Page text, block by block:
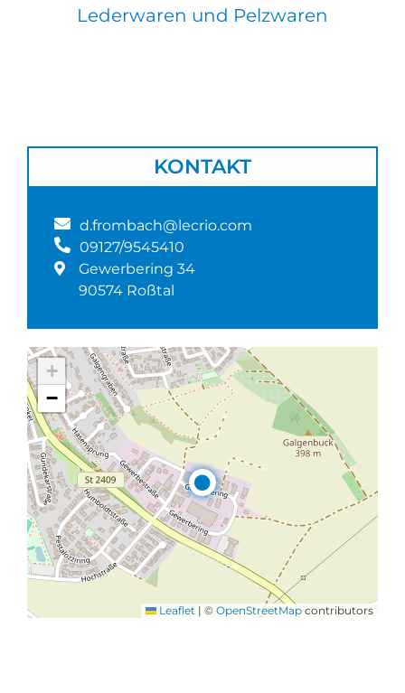
Lederwaren und Pelzwaren
KONTAKT
d.frombach@lecrio.com
09127/9545410
Gewerbering 34
90574 Roßtal
+
−
Leaflet | © OpenStreetMapcontributors